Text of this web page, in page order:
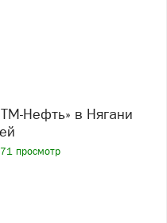
просмотр